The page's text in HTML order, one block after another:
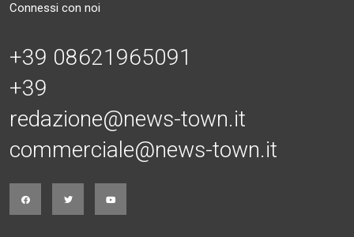
Connessi con noi
+39 08621965091
+39
redazione@news-town.it
commerciale@news-town.it